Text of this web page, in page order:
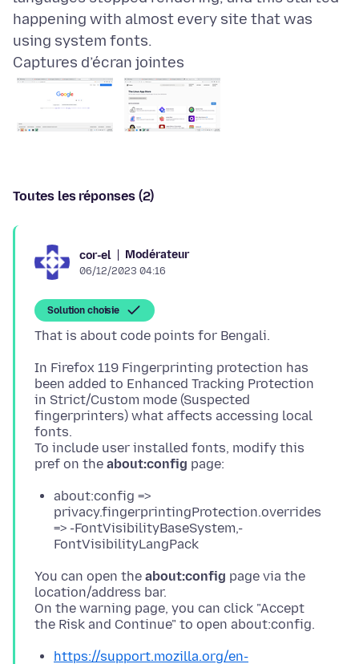
happening with almost every site that was
Captures d’écran jointes
Toutes les réponses (2)
cor-el Modérateur
06/12/2023 04:16
Solution choisie
In Firefox 119 Fingerprinting protection has
been added to Enhanced Tracking Protection
in Strict/Custom mode (Suspected
fingerprinters) what affects accessing local
fonts.
To include user installed fonts, modify this
pref on the about:config
about:config =>
privacy.fingerprintingProtection.overrides
=> -FontVisibilityBaseSystem,-
FontVisibilityLangPack
You can open the about:config page via the
location/address bar.
On the warning page, you can click "Accept
https://support.mozilla.org/en-